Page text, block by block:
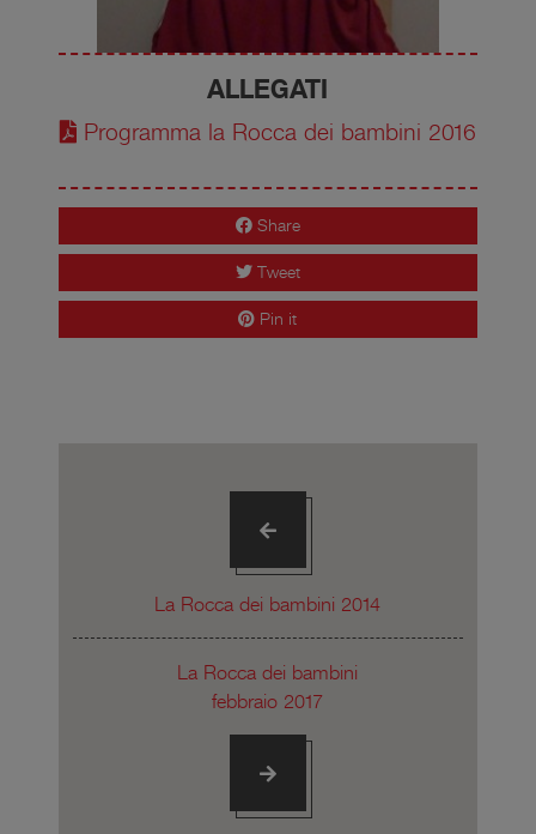
ALLEGATI
Programma la Rocca dei bambini 2016
Share
Tweet
Pin it
La Rocca dei bambini 2014
La Rocca dei bambini
febbraio 2017